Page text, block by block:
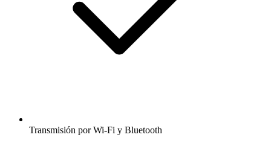
Transmisión por Wi-Fi y Bluetooth